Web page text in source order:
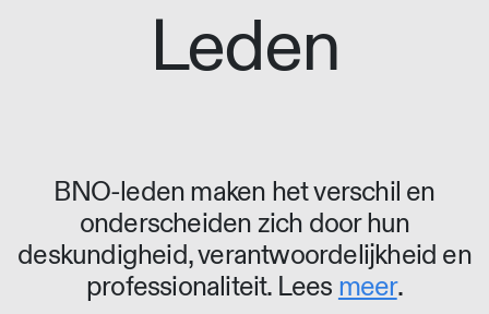
Leden
BNO-leden maken het verschil en
onderscheiden zich door hun
deskundigheid, verantwoordelijkheid en
professionaliteit. Lees meer.